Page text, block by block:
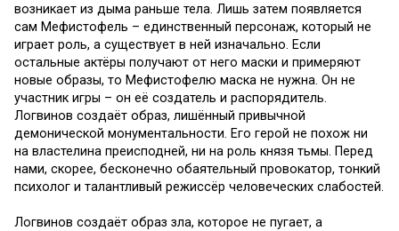
возникает из дыма раньше тела. Лишь затем появляется
сам Мефистофель – единственный персонаж, который не
играет роль, а существует в ней изначально. Если
остальные актёры получают от него маски и примеряют
новые образы, то Мефистофелю маска не нужна. Он не
участник игры – он её создатель и распорядитель.
Логвинов создаёт образ, лишённый привычной
демонической монументальности. Его герой не похож ни
на властелина преисподней, ни на роль князя тьмы. Перед
нами, скорее, бесконечно обаятельный провокатор, тонкий
психолог и талантливый режиссёр человеческих слабостей.
Логвинов создаёт образ зла, которое не пугает, а